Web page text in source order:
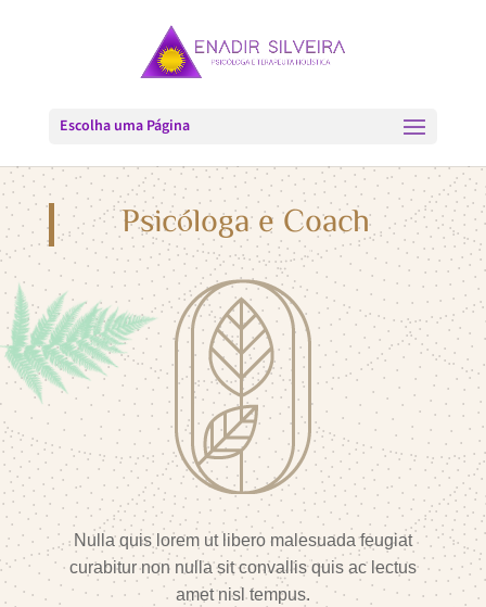
Escolha uma Página
Psicóloga e Coach
Nulla quis lorem ut libero malesuada feugiat
curabitur non nulla sit convallis quis ac lectus
amet nisl tempus.